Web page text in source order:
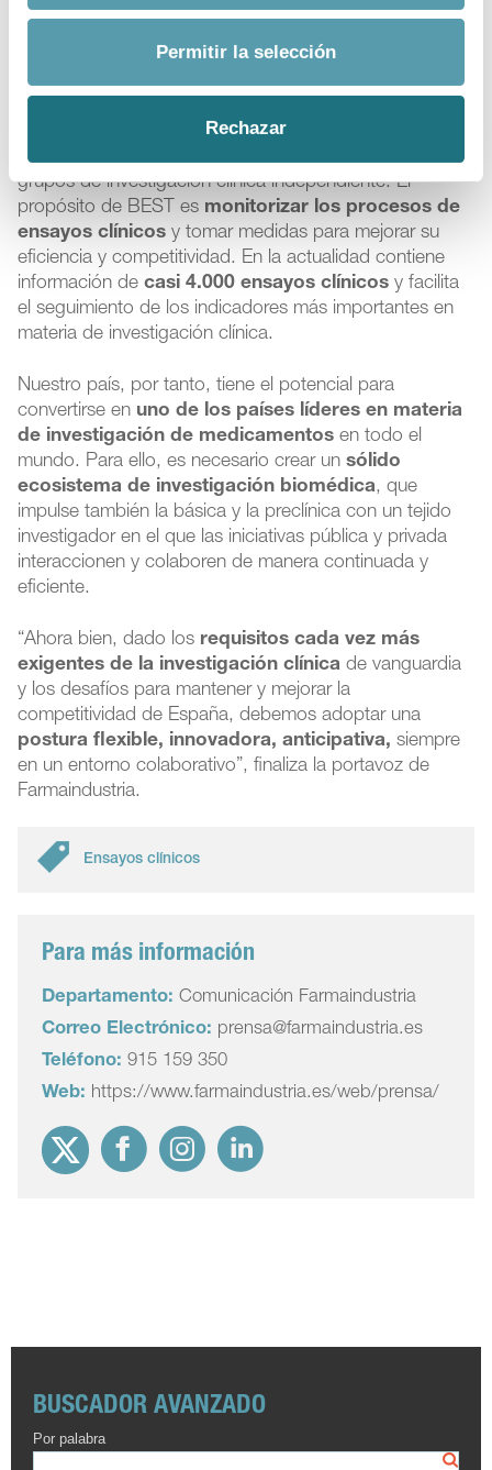
Permitir la selección
Rechazar
nuestro país
Buena parte de estos éxitos son resultado del
BEST, puesto en marcha en 2006 por Farmaindustria y
promueven investigación en España, 13 comunidades
autónomas, 52 hospitales públicos y privados y seis
grupos de investigación clínica independiente. El
propósito de BEST es monitorizar los procesos de
ensayos clínicos y tomar medidas para mejorar su
eficiencia y competitividad. En la actualidad contiene
información decasi 4.000 ensayos clínicos y facilita
el seguimiento de los indicadores más importantes en
materia de investigación clínica.
Nuestro país, por tanto, tiene el potencial para
convertirse en uno de los países líderes en materia
de investigación de medicamentos en todo el
mundo. Para ello, es necesario crear unsólido
ecosistema de investigación biomédica, que
impulse también la básica y la preclínica con un tejido
investigador en el que las iniciativas pública y privada
interaccionen y colaboren de manera continuada y
eficiente.
“Ahora bien, dado los requisitos cada vez más
exigentes de la investigación clínica de vanguardia
y los desafíos para mantener y mejorar la
competitividad de España, debemos adoptar una
postura flexible, innovadora, anticipativa, siempre
en un entorno colaborativo”, finaliza la portavoz de
Farmaindustria.
Ensayos clínicos
Para más información
Departamento: Comunicación Farmaindustria
Correo Electrónico: prensa@farmaindustria.es
Teléfono: 915 159 350
Web: https://www.farmaindustria.es/web/prensa/
BUSCADOR AVANZADO
Por palabra